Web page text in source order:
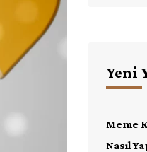
Yeni
Meme
Nasıl